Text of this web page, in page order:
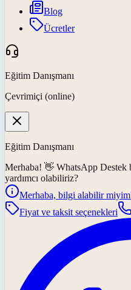
Blog
Ücretler
Eğitim Danışmanı
Çevrimiçi (online)
Eğitim Danışmanı
Merhaba! 👋 WhatsApp Destek
yardımcı olabiliriz?
Merhaba, bilgi alabilir
Fiyat ve taksit seçenekleri